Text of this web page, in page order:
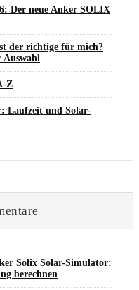
Der neue Anker SOLIX
der richtige für mich?
Auswahl
Z
Laufzeit und Solar-
Solix Solar-Simulator:
berechnen